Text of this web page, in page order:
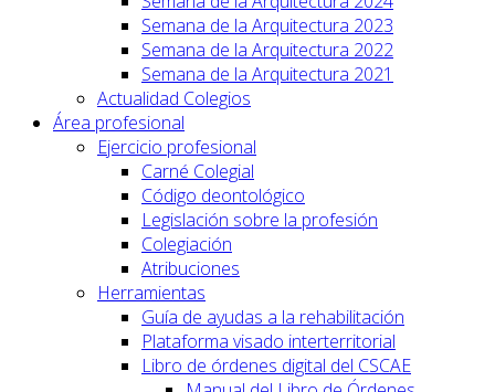
Semana de la Arquitectura 2023
Semana de la Arquitectura 2022
Semana de la Arquitectura 2021
Actualidad Colegios
Área profesional
Ejercicio profesional
Carné Colegial
Código deontológico
Legislación sobre la profesión
Colegiación
Atribuciones
Herramientas
Guía de ayudas a la rehabilitación
Plataforma visado interterritorial
Libro de órdenes digital del CSCAE